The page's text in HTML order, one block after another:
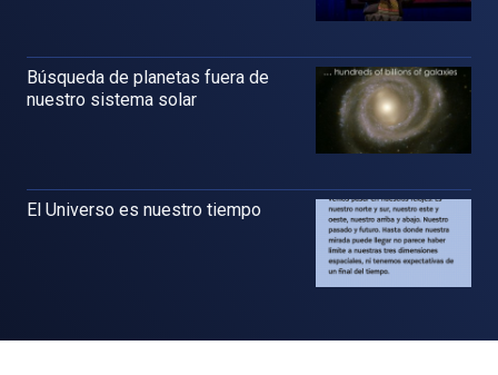
Búsqueda de planetas fuera de
nuestro sistema solar
El Universo es nuestro tiempo